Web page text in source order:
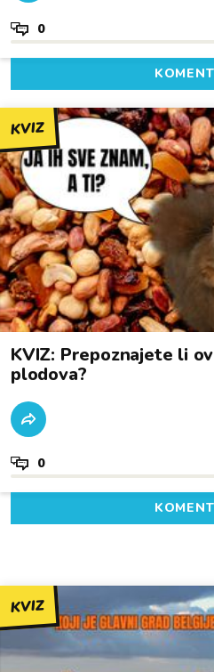
0
KVIZ
KVIZ: Prepoznajete li
plodova?
0
KVIZ